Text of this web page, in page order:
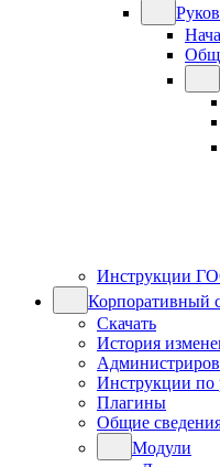
Инструкции
Корпоративный
Скачать
История
Инструкции по
Плагины
Общие
Модули